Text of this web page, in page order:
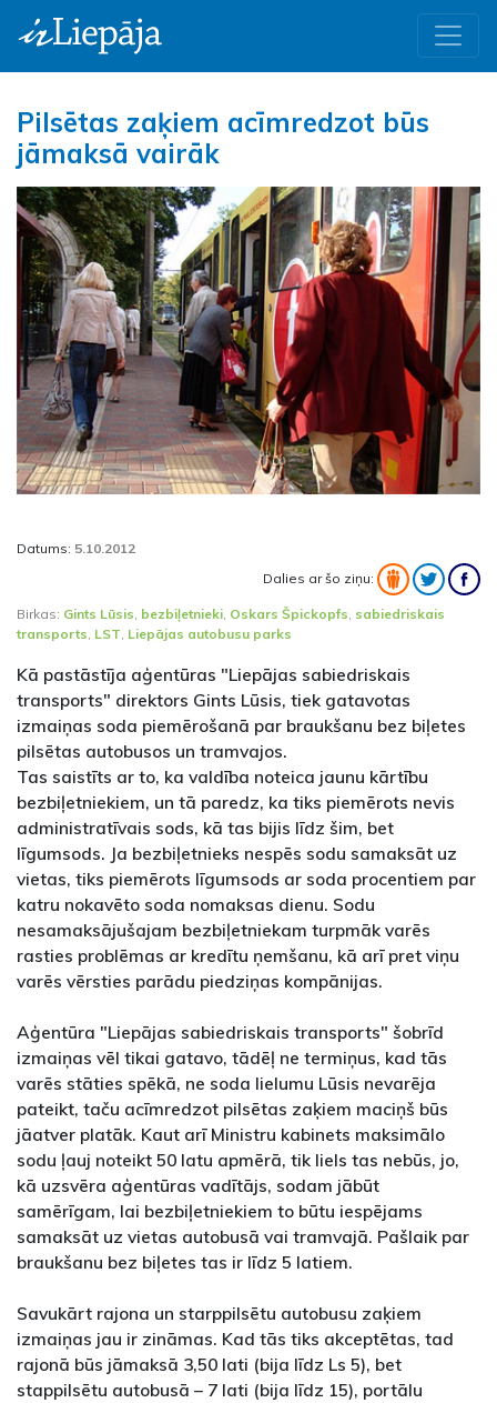
Pilsētas zaķiem acīmredzot būs
jāmaksā vairāk
Datums: 5.10.2012
Dalies ar šo ziņu:
Birkas: Gints Lūsis, bezbiļetnieki, Oskars Špickopfs, sabiedriskais
transports, LST, Liepājas autobusu parks
Kā pastāstīja aģentūras "Liepājas sabiedriskais
transports" direktors Gints Lūsis, tiek gatavotas
izmaiņas soda piemērošanā par braukšanu bez biļetes
pilsētas autobusos un tramvajos.
Tas saistīts ar to, ka valdība noteica jaunu kārtību
bezbiļetniekiem, un tā paredz, ka tiks piemērots nevis
administratīvais sods, kā tas bijis līdz šim, bet
līgumsods. Ja bezbiļetnieks nespēs sodu samaksāt uz
vietas, tiks piemērots līgumsods ar soda procentiem par
katru nokavēto soda nomaksas dienu. Sodu
nesamaksājušajam bezbiļetniekam turpmāk varēs
rasties problēmas ar kredītu ņemšanu, kā arī pret viņu
varēs vērsties parādu piedziņas kompānijas.
Aģentūra "Liepājas sabiedriskais transports" šobrīd
izmaiņas vēl tikai gatavo, tādēļ ne termiņus, kad tās
varēs stāties spēkā, ne soda lielumu Lūsis nevarēja
pateikt, taču acīmredzot pilsētas zaķiem maciņš būs
jāatver platāk. Kaut arī Ministru kabinets maksimālo
sodu ļauj noteikt 50 latu apmērā, tik liels tas nebūs, jo,
kā uzsvēra aģentūras vadītājs, sodam jābūt
samērīgam, lai bezbiļetniekiem to būtu iespējams
samaksāt uz vietas autobusā vai tramvajā. Pašlaik par
braukšanu bez biļetes tas ir līdz 5 latiem.
Savukārt rajona un starppilsētu autobusu zaķiem
izmaiņas jau ir zināmas. Kad tās tiks akceptētas, tad
rajonā būs jāmaksā 3,50 lati (bija līdz Ls 5), bet
stappilsētu autobusā – 7 lati (bija līdz 15), portālu